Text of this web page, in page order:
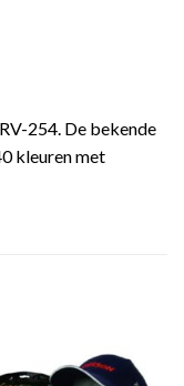
254. De bekende
kleuren met